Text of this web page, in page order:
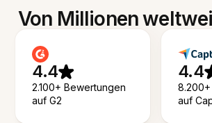
Von Millionen
4.4
2.100+ Bewertungen
auf G2
4.4
auf